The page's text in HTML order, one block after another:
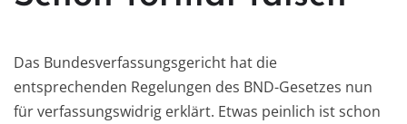
Das Bundesverfassungsgericht hat die
entsprechenden Regelungen des BND-Gesetzes nun
für verfassungswidrig erklärt. Etwas peinlich ist schon